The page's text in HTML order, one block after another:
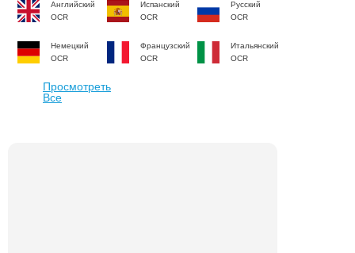
Английский
OCR
Испанский
OCR
Русский
OCR
Немецкий
OCR
Французский
OCR
Итальянский
OCR
Просмотреть
Все